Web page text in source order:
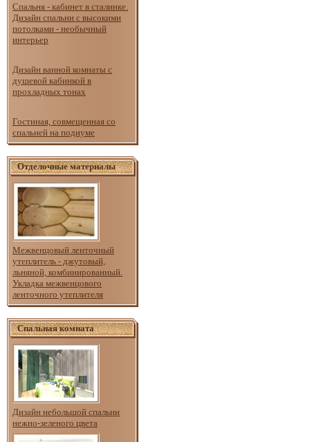
Спальня - кабинет в сталинке.
Дизайн спальни с высокими
потолками - необычный
интерьер
Дизайн ванной комнаты с
душевой кабинкой в
прохладных тонах
Гостиная, совмещенная со
спальней на подиуме
Отделочные материалы
Межвенцовый ленточный
утеплитель - джутовый,
льняной, комбинированный.
Укладка межвенцового
ленточного утеплителя
Спальная комната
Дизайн небольшой спальни
нежно-зеленого цвета